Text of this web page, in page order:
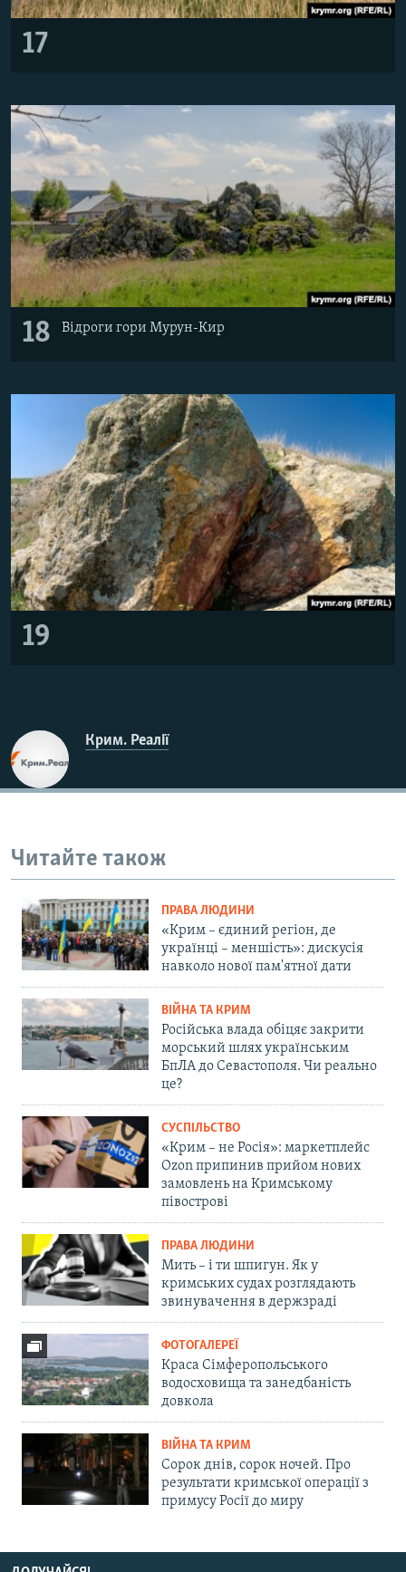
17
18 Відроги гори Мурун-Кир
19
Крим. Реалії
Читайте також
ПРАВА ЛЮДИНИ
«Крим – єдиний регіон, де
українці – меншість»: дискусія
навколо нової пам'ятної дати
ВІЙНА ТА КРИМ
Російська влада обіцяє закрити
морський шлях українським
БпЛА до Севастополя. Чи реально
це?
СУСПІЛЬСТВО
«Крим – не Росія»: маркетплейс
Ozon припинив прийом нових
замовлень на Кримському
півострові
ПРАВА ЛЮДИНИ
Мить – і ти шпигун. Як у
кримських судах розглядають
звинувачення в держзраді
ФОТОГАЛЕРЕЇ
Краса Сімферопольського
водосховища та занедбаність
довкола
ВІЙНА ТА КРИМ
Сорок днів, сорок ночей. Про
результати кримської операції з
примусу Росії до миру